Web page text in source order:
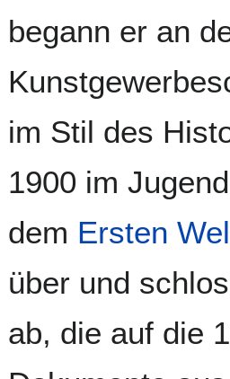
begann er an
im Stil des
1900 im
dem Ersten
über und
ab, die auf die